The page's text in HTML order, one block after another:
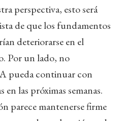
perspectiva, esto será
de que los fundamentos
deteriorarse en el
Por un lado, no
pueda continuar con
en las próximas semanas.
parece mantenerse firme